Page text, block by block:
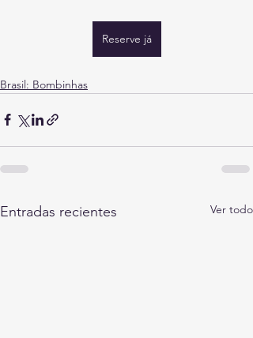
Reserve já
Brasil: Bombinhas
Entradas recientes Ver todo